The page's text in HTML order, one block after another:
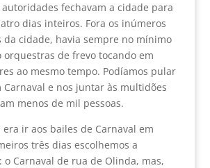
autoridades fechavam a cidade para
dias inteiros. Fora os inúmeros
da cidade, havia sempre no mínimo
de frevo tocando em
ao mesmo tempo. Podíamos pular
Carnaval e nos juntar às multidões
menos de mil pessoas.
ir aos bailes de Carnaval em
três dias escolhemos a
o Carnaval de rua de Olinda, mas,